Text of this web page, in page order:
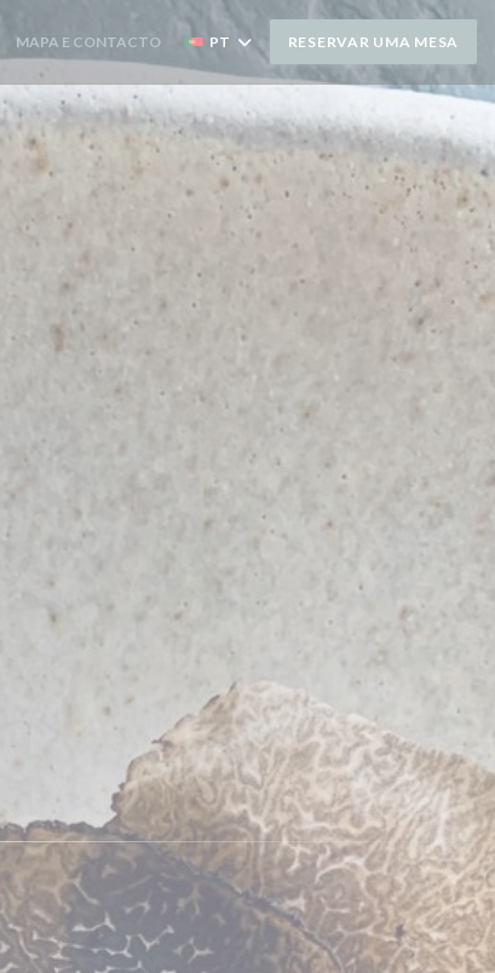
MAPA E CONTACTO PT RESERVAR UMA MESA